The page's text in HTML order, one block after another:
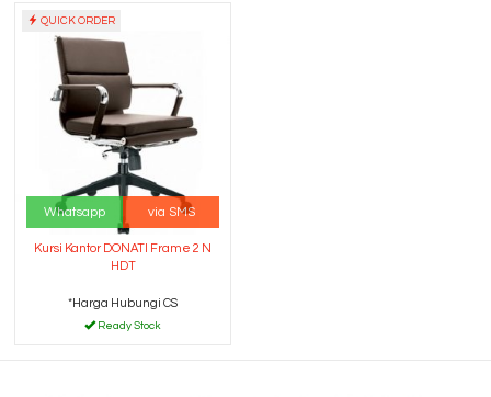
QUICK ORDER
Whatsapp via SMS
Kursi Kantor DONATI Frame 2 N
HDT
*Harga Hubungi CS
Ready Stock